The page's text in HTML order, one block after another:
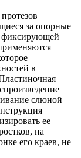
за опорные
фиксирующей
в
слюной
ее
на
его краев, не